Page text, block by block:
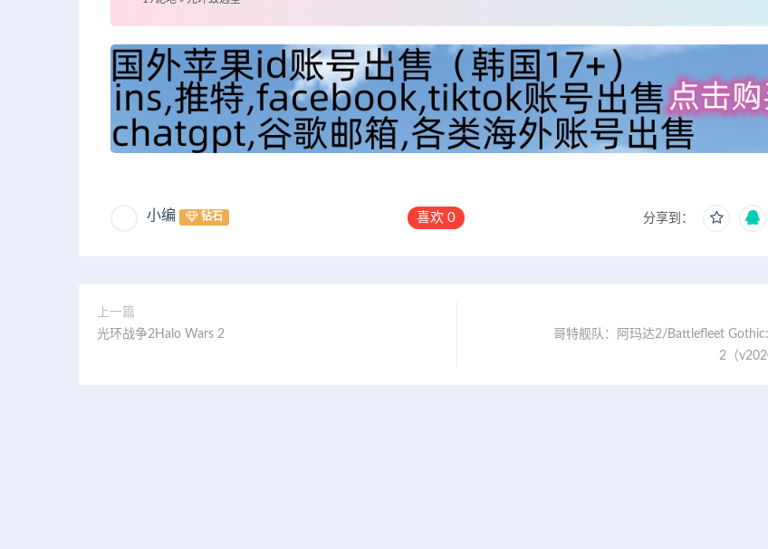
小编 钻石 喜欢0 分享到：
上一篇
光环战争2Halo Wars 2
哥特舰队：阿玛达2/Battlefleet
2（